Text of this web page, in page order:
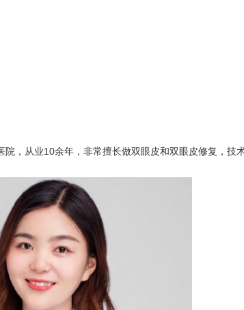
，从业10余年，非常擅长做双眼皮和双眼皮修复，技